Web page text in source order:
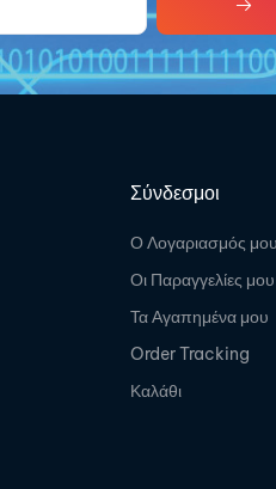
Σύνδεσμοι
Ο Λογαριασμός μου
Οι Παραγγελίες μου
Τα Αγαπημένα μου
Order Tracking
Καλάθι